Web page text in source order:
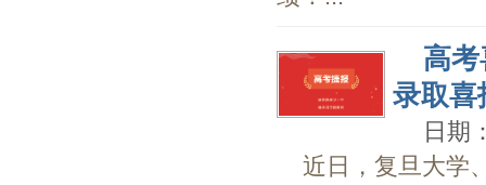
高
录取喜
日期
近日，复旦大学